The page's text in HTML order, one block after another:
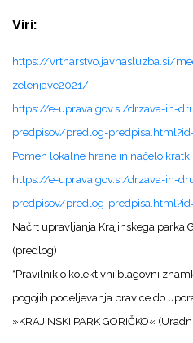
Viri:
https://vrtnarstvo.javnasluzba.si/
zelenjave2021/
https://e-uprava.gov.si/drzava-in-
predpisov/predlog-
Pomen lokalne hrane in načelo
https://e-uprava.gov.si/drzava-in-
predpisov/predlog-
Načrt upravljanja Krajinskega parka
(predlog)
*Pravilnik o kolektivni blagovni
pogojih podeljevanja pravice do
»KRAJINSKI PARK GORIČKO«